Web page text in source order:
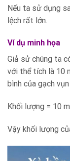
Nếu ta sử dụng
lệch rất lớn.
Ví dụ minh họa
Giả sử chúng ta
với thể tích là 10
bình của gạch
Khối lượng = 10
Vậy khối lượng